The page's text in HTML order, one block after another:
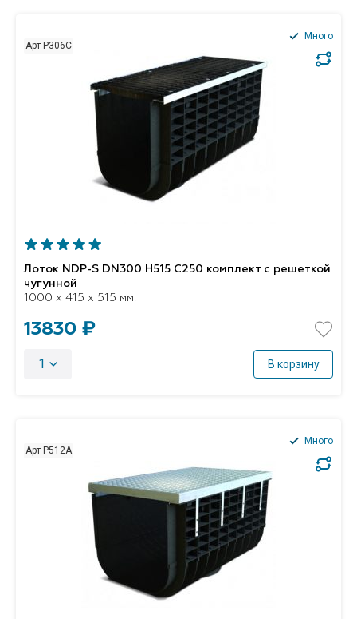
Арт P306C
Много
Лоток NDP-S DN300 H515 C250 комплект с решеткой
чугунной
1000 x 415 x 515 мм.
13830 ₽
1 В корзину
Арт P512А
Много